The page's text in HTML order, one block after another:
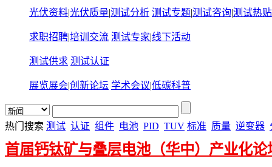
光伏资料|光伏质量|测试分析 测试专题|测试咨询|测试热贴
求职招聘|培训交流 测试专家|线下活动
测试供求 测试认证
展览展会|创新论坛 学术会议|低碳科普
热门搜索 测试 认证 组件 电池 PID TUV 标准 质量 逆变器
首届钙钛矿与叠层电池（华中）产业化论